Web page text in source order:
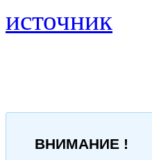
источник
ВНИМАНИЕ !